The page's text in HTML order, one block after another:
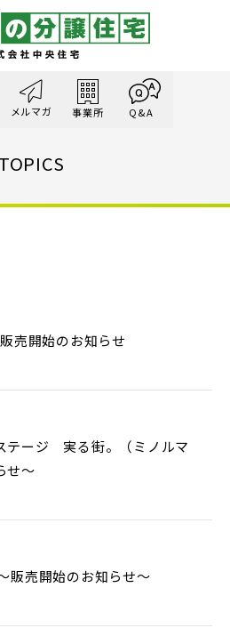
メルマガ 事業所 Q&A
TOPICS
販売開始のお知らせ
テージ 実る街。（ミノルマ
せ～
販売開始のお知らせ～